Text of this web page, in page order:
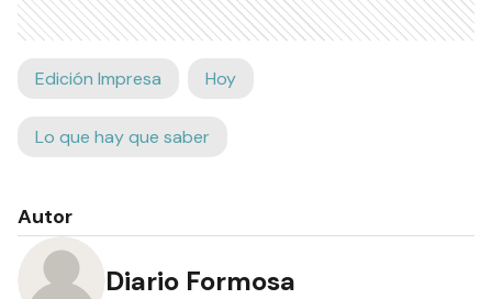
Edición Impresa Hoy
Lo que hay que saber
Autor
Diario Formosa